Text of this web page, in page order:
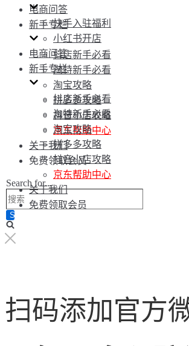
电商问答
新手专栏
抖店新手必看
淘特新手必看
淘宝攻略
拼多多攻略
抖音小店攻略
京东帮助中心
关于我们
免费领取会员
Search for...
快手入驻福利
小红书开店
电商问答
新手专栏
抖店新手必看
淘特新手必看
淘宝攻略
拼多多攻略
抖音小店攻略
京东帮助中心
关于我们
免费领取会员
扫码添加官方